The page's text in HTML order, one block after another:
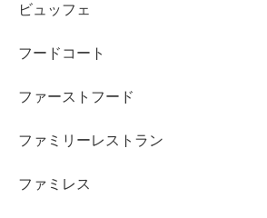
ビュッフェ
フードコート
ファーストフード
ファミリーレストラン
ファミレス